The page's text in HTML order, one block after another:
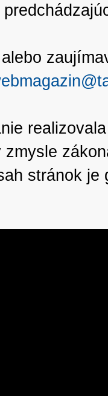
stránok